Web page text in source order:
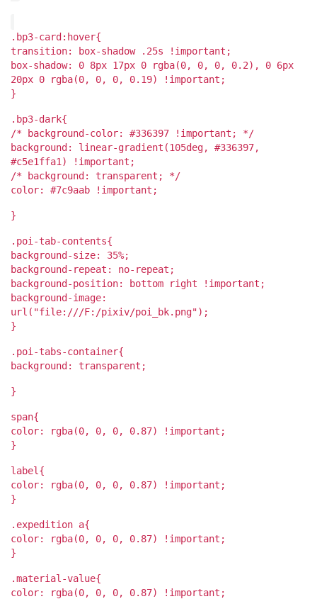
.bp3-card:hover{
transition: box-shadow .25s !important;
box-shadow: 0 8px 17px 0 rgba(0, 0, 0, 0.2), 0 6px
20px 0 rgba(0, 0, 0, 0.19) !important;
}
.bp3-dark{
/* background-color: #336397 !important; */
background: linear-gradient(105deg, #336397,
#c5e1ffa1) !important;
/* background: transparent; */
color: #7c9aab !important;
}
.poi-tab-contents{
background-size: 35%;
background-repeat: no-repeat;
background-position: bottom right !important;
background-image:
url("file:///F:/pixiv/poi_bk.png");
}
.poi-tabs-container{
background: transparent;
}
span{
color: rgba(0, 0, 0, 0.87) !important;
}
label{
color: rgba(0, 0, 0, 0.87) !important;
}
.expedition a{
color: rgba(0, 0, 0, 0.87) !important;
}
.material-value{
color: rgba(0, 0, 0, 0.87) !important;